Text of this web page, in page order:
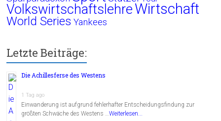
VolkswirtschaftslehreWirtschaft
World Series Yankees
Letzte Beiträge:
Die Achillesferse des Westens
1 Tag ago
Einwanderung ist aufgrund fehlerhafter Entscheidungsfindung zur
größten Schwäche des Westens …Weiterlesen...